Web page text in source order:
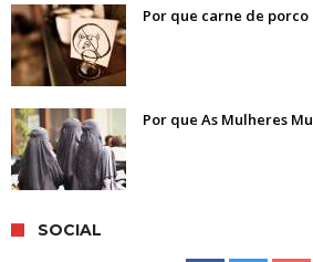
Por que carne de
Por que As Mulheres
SOCIAL